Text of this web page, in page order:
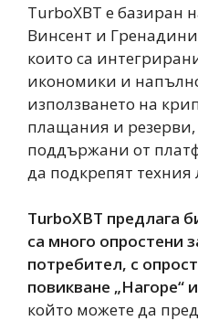
TurboXBT е базиран
Винсент и
които са
икономики и
използването на
плащания и резерви,
поддържани от
да подкрепят
TurboXBT предлага
са много опростени
потребител, с
повикване „Нагоре“
който можете да